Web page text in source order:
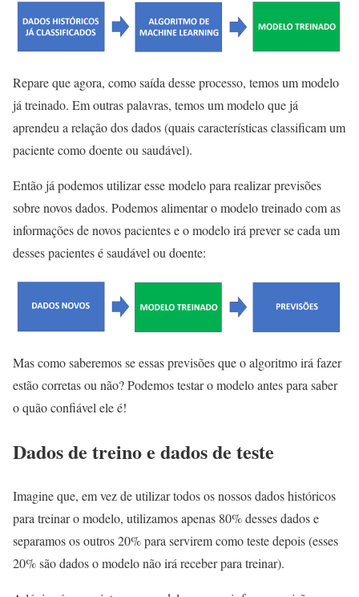
Repare que agora, como saída desse processo, temos um modelo
já treinado. Em outras palavras, temos um modelo que já
aprendeu a relação dos dados (quais características classificam um
paciente como doente ou saudável).
Então já podemos utilizar esse modelo para realizar previsões
sobre novos dados. Podemos alimentar o modelo treinado com as
informações de novos pacientes e o modelo irá prever se cada um
desses pacientes é saudável ou doente:
Mas como saberemos se essas previsões que o algoritmo irá fazer
estão corretas ou não? Podemos testar o modelo antes para saber
o quão confiável ele é!
Dados de treino e dados de teste
Imagine que, em vez de utilizar todos os nossos dados históricos
para treinar o modelo, utilizamos apenas 80% desses dados e
separamos os outros 20% para servirem como teste depois (esses
20% são dados o modelo não irá receber para treinar).